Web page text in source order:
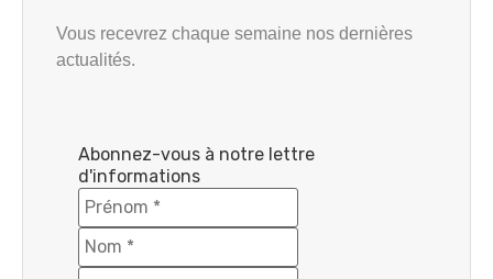
Vous recevrez chaque semaine nos dernières
actualités.
Abonnez-vous à notre lettre
d'informations